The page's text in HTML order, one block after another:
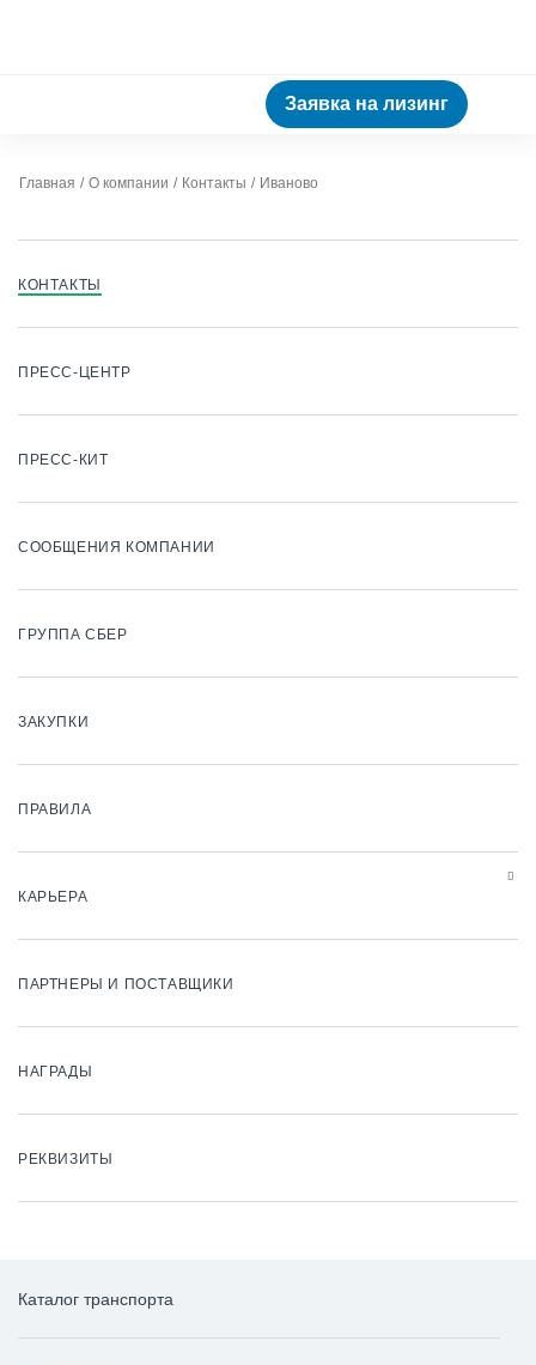
Заявка на лизинг
Главная О компании Контакты Иваново
КОНТАКТЫ
ПРЕСС-ЦЕНТР
ПРЕСС-КИТ
СООБЩЕНИЯ КОМПАНИИ
ГРУППА СБЕР
ЗАКУПКИ
ПРАВИЛА
КАРЬЕРА
ПАРТНЕРЫ И ПОСТАВЩИКИ
НАГРАДЫ
РЕКВИЗИТЫ
Каталог транспорта